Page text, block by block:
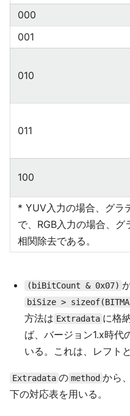
000
001
010
011
100
* YUV入力の場合、グラ
で、RGB入力の場合、グ
相関除去である。
(biBitCount & 0x07)
biSize >
方法は Extradata に格
ば、バージョン1.x時代
いる。これは、レフト
Extradata の method から
下の対応表を用いる。